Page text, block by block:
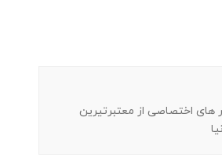
های اختصاصی از معتبرتیرین